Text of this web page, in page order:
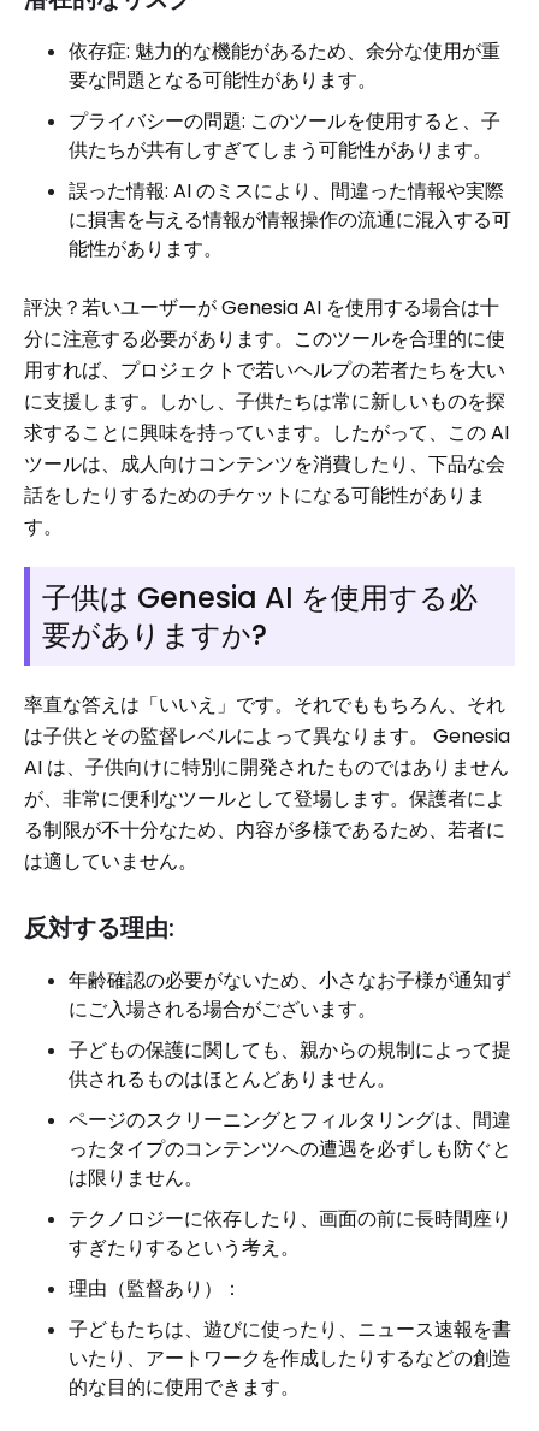
依存症: 魅力的な機能があるため、余分な使用が重
要な問題となる可能性があります。
プライバシーの問題: このツールを使用すると、子
供たちが共有しすぎてしまう可能性があります。
誤った情報: AI のミスにより、間違った情報や実際
に損害を与える情報が情報操作の流通に混入する可
能性があります。
評決？若いユーザーが Genesia AI を使用する場合は十
分に注意する必要があります。このツールを合理的に使
用すれば、プロジェクトで若いヘルプの若者たちを大い
に支援します。しかし、子供たちは常に新しいものを探
求することに興味を持っています。したがって、この AI
ツールは、成人向けコンテンツを消費したり、下品な会
話をしたりするためのチケットになる可能性がありま
す。
子供は Genesia AI を使用する必
要がありますか?
率直な答えは「いいえ」です。それでももちろん、それ
は子供とその監督レベルによって異なります。 Genesia
AI は、子供向けに特別に開発されたものではありません
が、非常に便利なツールとして登場します。保護者によ
る制限が不十分なため、内容が多様であるため、若者に
は適していません。
反対する理由:
年齢確認の必要がないため、小さなお子様が通知ず
にご入場される場合がございます。
子どもの保護に関しても、親からの規制によって提
供されるものはほとんどありません。
ページのスクリーニングとフィルタリングは、間違
ったタイプのコンテンツへの遭遇を必ずしも防ぐと
は限りません。
テクノロジーに依存したり、画面の前に長時間座り
すぎたりするという考え。
理由（監督あり）：
子どもたちは、遊びに使ったり、ニュース速報を書
いたり、アートワークを作成したりするなどの創造
的な目的に使用できます。